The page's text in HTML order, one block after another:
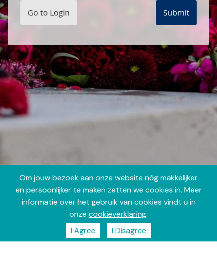
Submit
Go to Login
Om jouw bezoek aan onze website nóg makkelijker
en persoonlijker te maken zetten we cookies in. Meer
informatie over het gebruik van cookies vindt u in
onze cookieverklaring.
I Agree
I Disagree